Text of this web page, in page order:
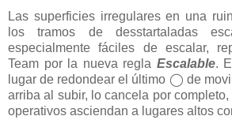
Las superficies irregulares en una
los tramos de desstartaladas
especialmente fáciles de escalar,
Team por la nueva regla Escalable.
lugar de redondear el último ◯ de
arriba al subir, lo cancela por
operativos asciendan a lugares altos